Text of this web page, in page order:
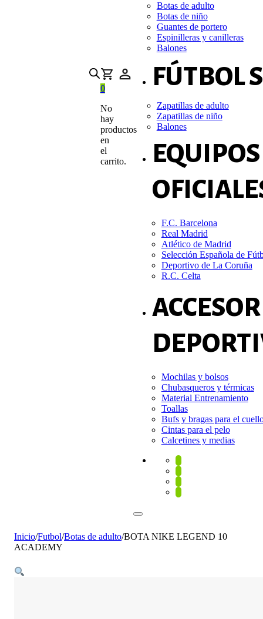
0
No
hay
productos
en
el
carrito.
Botas de adulto
Botas de niño
Guantes de portero
Espinilleras y canilleras
Balones
FÚTBOL
Zapatillas de adulto
Zapatillas de niño
Balones
EQUIPOS
F.C. Barcelona
Real Madrid
Atlético de Madrid
Selección Española de
Deportivo de La Coruña
R.C. Celta
Mochilas y bolsos
Chubasqueros y térmicas
Material Entrenamiento
Toallas
Bufs y bragas para el
Cintas para el pelo
Calcetines y medias
Inicio/Futbol/Botas de adulto/BOTA NIKE LEGEND 10
ACADEMY